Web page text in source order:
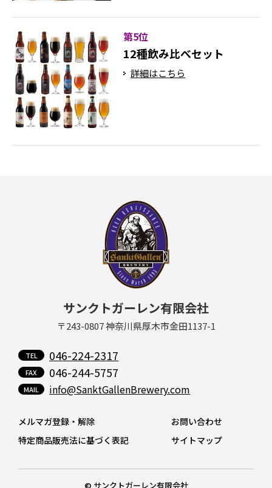
第5位
12種飲み比べセット
詳細はこちら
サンクトガーレン有限会社
〒243-0807 神奈川県厚木市金田1137-1
046-224-2317
046-244-5757
info@SanktGallenBrewery.com
メルマガ登録・解除
お問い合わせ
特定商品販売法に基づく表記
サイトマップ
© サンクトガーレン有限会社